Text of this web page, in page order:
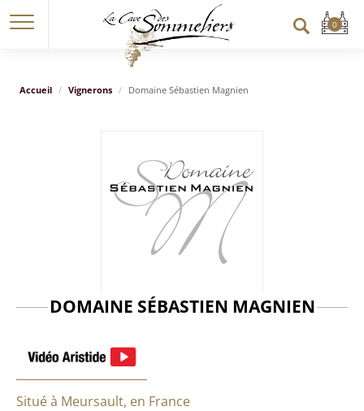
Accueil Vignerons Domaine Sébastien Magnien
DOMAINE SÉBASTIEN MAGNIEN
Situé à Meursault, en France